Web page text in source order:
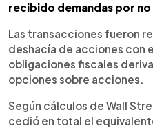
recibido demandas por
Las transacciones fueron
deshacía de acciones con
obligaciones fiscales
opciones sobre acciones.
Según cálculos de Wall
cedió en total el